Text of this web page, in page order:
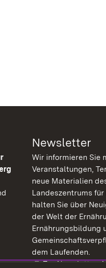
Fenster)
in neuem Fenster)
Newsletter
Wir informieren Sie
Veranstaltungen,
neue Materialien
Landeszentrums für
halten Sie über
der Welt der
Ernährungsbildung
dem Laufenden.
Extern:
Zur Newsletter-